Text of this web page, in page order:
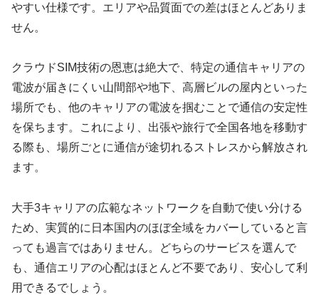
やすい仕様です。エリアや品質面での差はほとんどありま
せん。
クラウドSIM技術の恩恵は絶大で、特定の通信キャリアの
電波が届きにくい山間部や地下、高層ビルの屋内といった
場所でも、他のキャリアの電波を掴むことで通信の安定性
を保ちます。これにより、出張や旅行で全国各地を移動す
る際も、場所ごとに通信が途切れるストレスから解放され
ます。
大手3キャリアの広範なネットワークを自動で使い分ける
ため、実質的に日本国内のほぼ全域をカバーしていると言
っても過言ではありません。どちらのサービスを選んで
も、通信エリアの心配はほとんど不要であり、安心して利
用できるでしょう。